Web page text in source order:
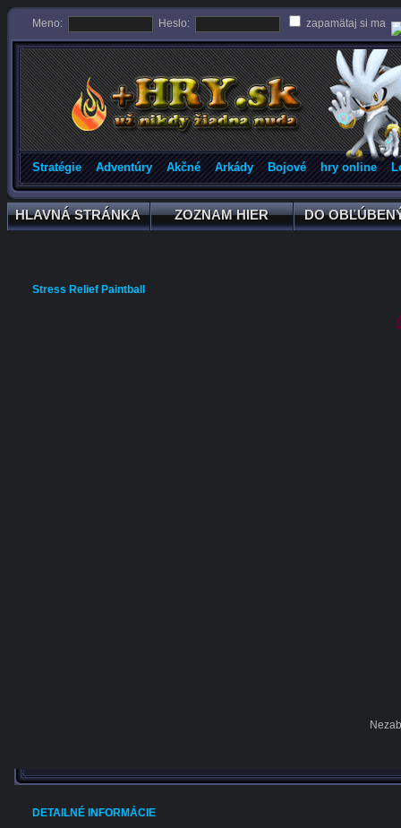
Meno: Heslo: zapamätaj si ma
Stratégie Adventúry Akčné Arkády Bojové hry online
HLAVNÁ STRÁNKA
HLAVNÁ STRÁNKA ZOZNAM HIER
ZOZNAM HIER DO
DO
Stress Relief Paintball
DETAILNÉ INFORMÁCIE